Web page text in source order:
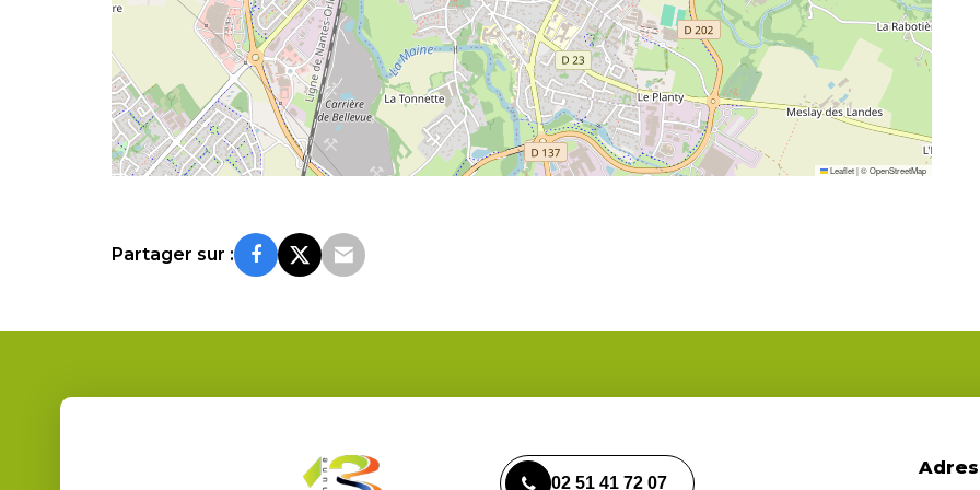
Leaflet|©OpenStreetMap
Partager sur :
02 51 41 72 07